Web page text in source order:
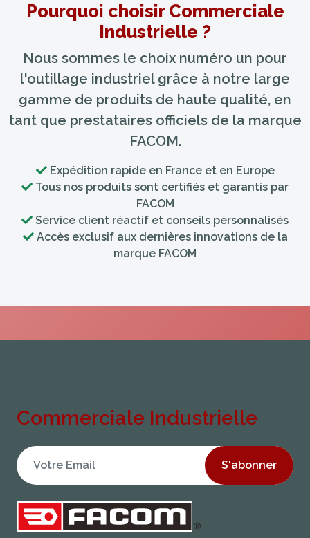
Pourquoi choisir Commerciale
Industrielle ?
Nous sommes le choix numéro un pour
l'outillage industriel grâce à notre large
gamme de produits de haute qualité, en
tant que prestataires officiels de la marque
FACOM.
Expédition rapide en France et en Europe
Tous nos produits sont certifiés et garantis par
FACOM
Service client réactif et conseils personnalisés
Accès exclusif aux dernières innovations de la
marque FACOM
Commerciale Industrielle
S'abonner